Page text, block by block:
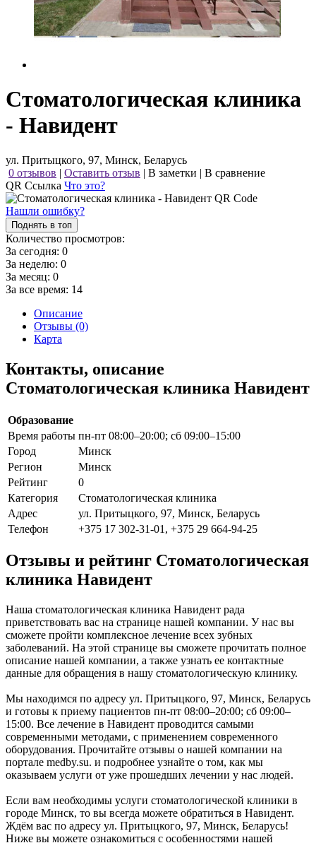
Стоматологическая клиника
- Навидент
ул. Притыцкого, 97, Минск, Беларусь
0 отзывов | Оставить отзыв | В заметки | В сравнение
QR Ссылка Что это?
Нашли ошибку?
Поднять в топ
Количество просмотров:
За сегодня: 0
За неделю: 0
За месяц: 0
За все время: 14
Описание
Отзывы (0)
Карта
Контакты, описание
Стоматологическая клиника Навидент
Образование
Время работы пн-пт 08:00–20:00; сб 09:00–15:00
Город
Минск
Регион
Минск
Рейтинг
0
Категория
Стоматологическая клиника
Адрес
ул. Притыцкого, 97, Минск, Беларусь
Телефон
+375 17 302-31-01, +375 29 664-94-25
Отзывы и рейтинг Стоматологическая
клиника Навидент
Наша стоматологическая клиника Навидент рада
приветствовать вас на странице нашей компании. У нас вы
сможете пройти комплексное лечение всех зубных
заболеваний. На этой странице вы сможете прочитать полное
описание нашей компании, а также узнать ее контактные
данные для обращения в нашу стоматологическую клинику.
Мы находимся по адресу ул. Притыцкого, 97, Минск, Беларусь
и готовы к приему пациентов пн-пт 08:00–20:00; сб 09:00–
15:00. Все лечение в Навидент проводится самыми
современными методами, с применением современного
оборудования. Прочитайте отзывы о нашей компании на
портале medby.su. и подробнее узнайте о том, как мы
оказываем услуги от уже прошедших лечении у нас людей.
Если вам необходимы услуги стоматологической клиники в
городе Минск, то вы всегда можете обратиться в Навидент.
Ждём вас по адресу ул. Притыцкого, 97, Минск, Беларусь!
Ниже вы можете ознакомиться с особенностями нашей